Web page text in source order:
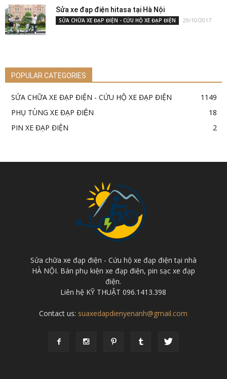
Sửa xe đạp điện hitasa tại Hà Nội
SỬA CHỮA XE ĐẠP ĐIỆN - CỨU HỘ XE ĐẠP ĐIỆN 29/10/2017
POPULAR CATEGORIES
SỬA CHỮA XE ĐẠP ĐIỆN - CỨU HỘ XE ĐẠP ĐIỆN
1149
PHỤ TÙNG XE ĐẠP ĐIỆN
18
PIN XE ĐẠP ĐIỆN
2
Sửa chữa xe đạp điện - Cứu hộ xe đạp điện tại nhà
HÀ NỘI. Bán phụ kiện xe đạp điện, pin sạc xe đạp
điện.
Liên hệ KỸ THUẬT 096.1413.398
Contact us: suaxedapdienyenanh@gmail.com